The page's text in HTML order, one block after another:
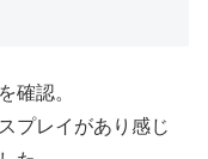
確認。
プレイがあり感じ